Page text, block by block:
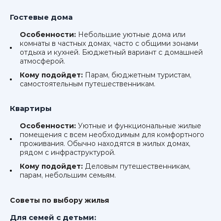
Гостевые дома
Особенности: Небольшие уютные дома или
комнаты в частных домах, часто с общими зонами
отдыха и кухней. Бюджетный вариант с домашней
атмосферой.
Кому подойдет: Парам, бюджетным туристам,
самостоятельным путешественникам.
Квартиры
Особенности: Уютные и функциональные жилые
помещения с всем необходимым для комфортного
проживания. Обычно находятся в жилых домах,
рядом с инфраструктурой.
Кому подойдет: Деловым путешественникам,
парам, небольшим семьям.
Советы по выбору жилья
Для семей с детьми: